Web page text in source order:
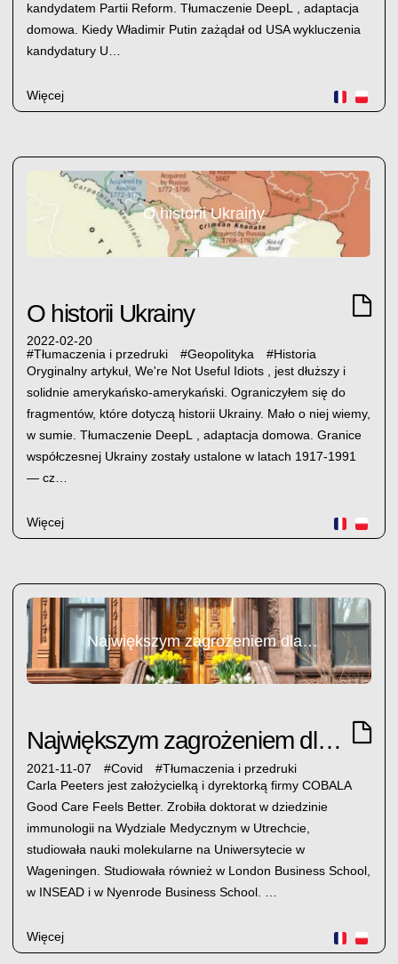
kandydatem Partii Reform. Tłumaczenie DeepL , adaptacja
domowa. Kiedy Władimir Putin zażądał od USA wykluczenia
kandydatury U…
Więcej
O historii Ukrainy
O historii Ukrainy
2022-02-20
#Tłumaczenia i przedruki #Geopolityka #Historia
Oryginalny artykuł, We're Not Useful Idiots , jest dłuższy i
solidnie amerykańsko-amerykański. Ograniczyłem się do
fragmentów, które dotyczą historii Ukrainy. Mało o niej wiemy,
w sumie. Tłumaczenie DeepL , adaptacja domowa. Granice
współczesnej Ukrainy zostały ustalone w latach 1917-1991
— cz…
Więcej
Największym zagrożeniem dla zdrowia...
Największym zagrożeniem dla zdrowia...
2021-11-07 #Covid #Tłumaczenia i przedruki
Carla Peeters jest założycielką i dyrektorką firmy COBALA
Good Care Feels Better. Zrobiła doktorat w dziedzinie
immunologii na Wydziale Medycznym w Utrechcie,
studiowała nauki molekularne na Uniwersytecie w
Wageningen. Studiowała również w London Business School,
w INSEAD i w Nyenrode Business School. …
Więcej